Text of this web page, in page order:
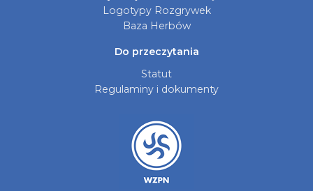
Logotypy Rozgrywek
Baza Herbów
Do przeczytania
Statut
Regulaminy i dokumenty